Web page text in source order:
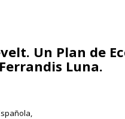
Un Plan de
Luna.